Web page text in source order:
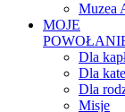
Muzea
MOJE
Dla
Dla
Dla
Misje